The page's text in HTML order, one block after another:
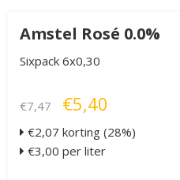
Amstel Rosé 0.0%
Sixpack 6x0,30
€7,47 €5,40
€2,07 korting (28%)
€3,00 per liter